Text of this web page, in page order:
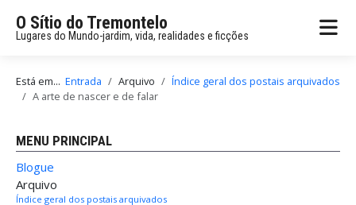
O Sítio do Tremontelo
Lugares do Mundo-jardim, vida, realidades e ficções
Está em... Entrada Arquivo
Índice geral dos postais arquivados
A arte de nascer e de falar
MENU PRINCIPAL
Blogue
Arquivo
Índice geral dos postais arquivados